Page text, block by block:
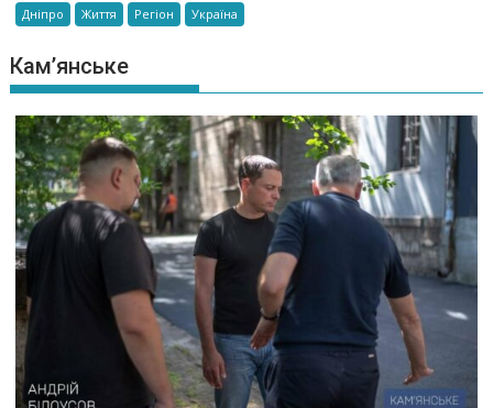
Дніпро Життя Регіон Україна
Кам’янське